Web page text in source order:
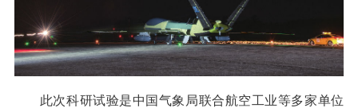
此次科研试验是中国气象局联合航空工业等多家单位